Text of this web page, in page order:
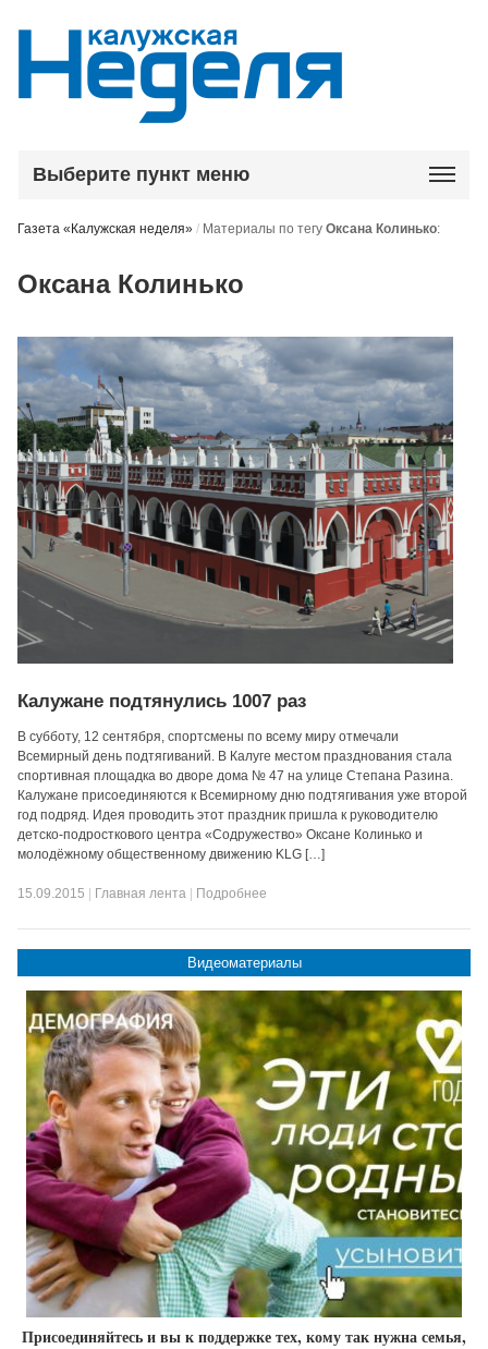
Выберите пункт меню
Газета «Калужская неделя» / Материалы по тегуОксана Колинько:
Оксана Колинько
Калужане подтянулись 1007 раз
В субботу, 12 сентября, спортсмены по всему миру отмечали
Всемирный день подтягиваний. В Калуге местом празднования стала
спортивная площадка во дворе дома № 47 на улице Степана Разина.
Калужане присоединяются к Всемирному дню подтягивания уже второй
год подряд. Идея проводить этот праздник пришла к руководителю
детско-подросткового центра «Содружество» Оксане Колинько и
молодёжному общественному движению KLG […]
15.09.2015 Главная лента Подробнее
Видеоматериалы
Присоединяйтесь и вы к поддержке тех, кому так нужна семья,